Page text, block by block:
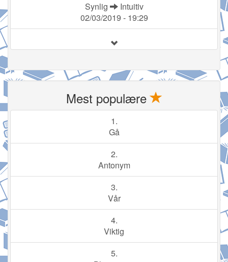
Synlig
Intuitiv
02/03/2019 - 19:29
Mest populære
1.
Gå
2.
Antonym
3.
Vår
4.
Viktig
5.